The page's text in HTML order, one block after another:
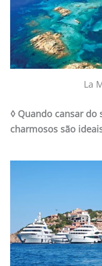
La
◊ Quando cansar do
charmosos são